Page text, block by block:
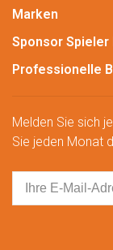
Marken
Sponsor Spieler
Professionelle
Melden Sie sich
Sie jeden Monat